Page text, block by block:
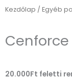
Kezdőlap / Egyéb
20.000Ft feletti